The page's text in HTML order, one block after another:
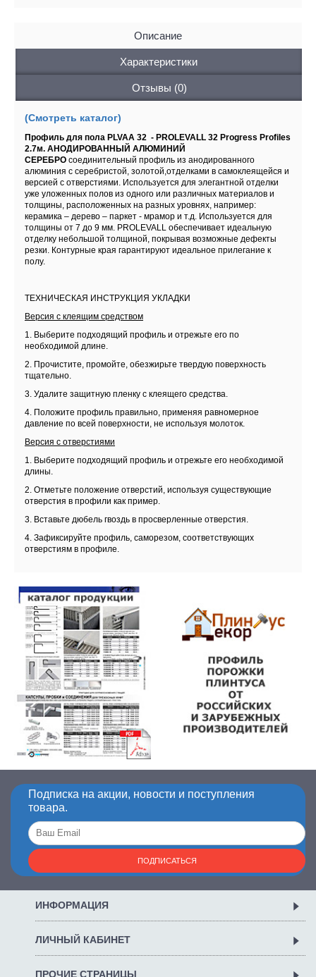
Описание
Характеристики
Отзывы (0)
(Смотреть каталог)
Профиль для пола PLVAA 32 - PROLEVALL 32 Progress Profiles
2.7м. АНОДИРОВАННЫЙ АЛЮМИНИЙ
СЕРЕБРО соединительный профиль из анодированного
алюминия с серебристой, золотой,отделками в самоклеящейся и
версией с отверстиями. Используется для элегантной отделки
уже уложенных полов из одного или различных материалов и
толщины, расположенных на разных уровнях, например:
керамика – дерево – паркет - мрамор и т.д. Используется для
толщины от 7 до 9 мм. PROLEVALL обеспечивает идеальную
отделку небольшой толщиной, покрывая возможные дефекты
резки. Контурные края гарантируют идеальное прилегание к
полу.
ТЕХНИЧЕСКАЯ ИНСТРУКЦИЯ УКЛАДКИ
Версия с клеящим средством
1. Выберите подходящий профиль и отрежьте его по
необходимой длине.
2. Прочистите, промойте, обезжирьте твердую поверхность
тщательно.
3. Удалите защитную пленку с клеящего средства.
4. Положите профиль правильно, применяя равномерное
давление по всей поверхности, не используя молоток.
Версия с отверстиями
1. Выберите подходящий профиль и отрежьте его необходимой
длины.
2. Отметьте положение отверстий, используя существующие
отверстия в профили как пример.
3. Вставьте дюбель гвоздь в просверленные отверстия.
4. Зафиксируйте профиль, саморезом, соответствующих
отверстиям в профиле.
Подписка на акции, новости и поступления
товара.
ПОДПИСАТЬСЯ
ИНФОРМАЦИЯ
ЛИЧНЫЙ КАБИНЕТ
ПРОЧИЕ СТРАНИЦЫ